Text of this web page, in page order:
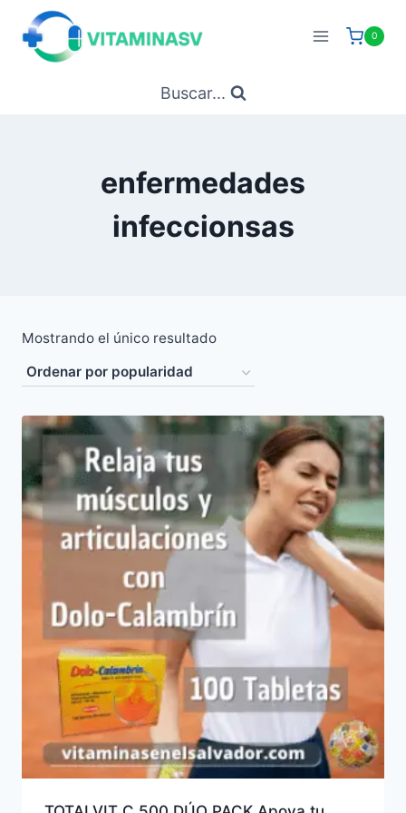
Saltar
contenido
0
Buscar...
enfermedades
infeccionsas
Mostrando el único resultado